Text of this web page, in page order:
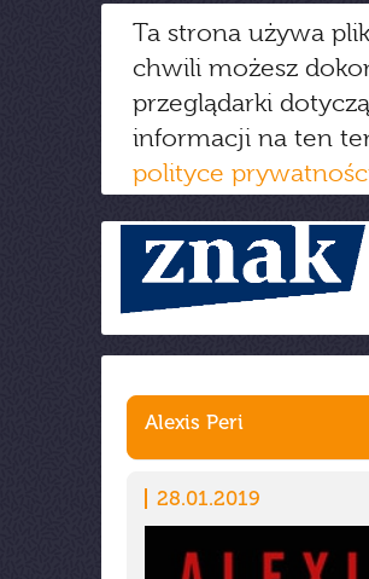
Ta strona używa
chwili możesz
przeglądarki
informacji na ten
polityce
Alexis Peri
28.01.2019